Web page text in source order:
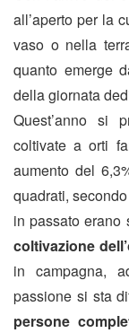
all’aperto per la
vaso o nella
quanto emerge
della giornata
Quest’anno si
coltivate a orti
aumento del
quadrati,
in passato erano
coltivazione
in campagna,
passione si sta
persone